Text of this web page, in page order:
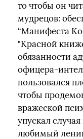
то чтобы он
мудрецов:
“Манифеста
"Красной
обязанности
офицера-
пользовался
чтобы
вражеской
упускал
любимый